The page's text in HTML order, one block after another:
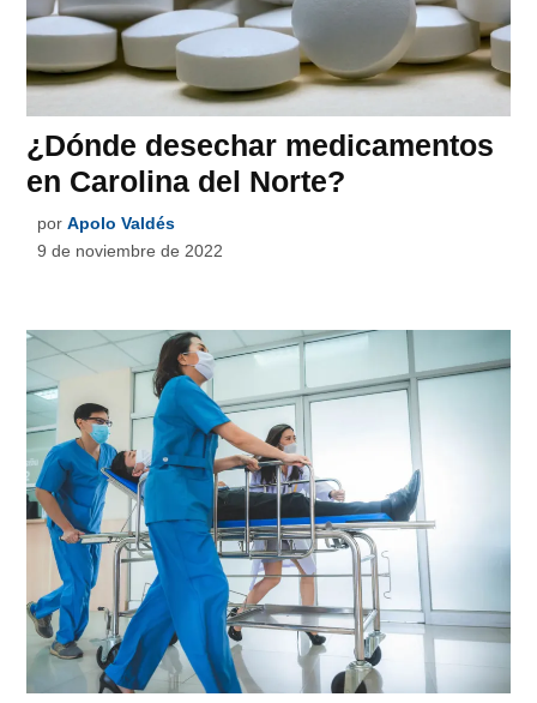
¿Dónde desechar medicamentos
en Carolina del Norte?
por Apolo Valdés
9 de noviembre de 2022